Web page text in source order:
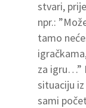
stvari,
npr.:
tamo
za igru…”
situaciju
sami